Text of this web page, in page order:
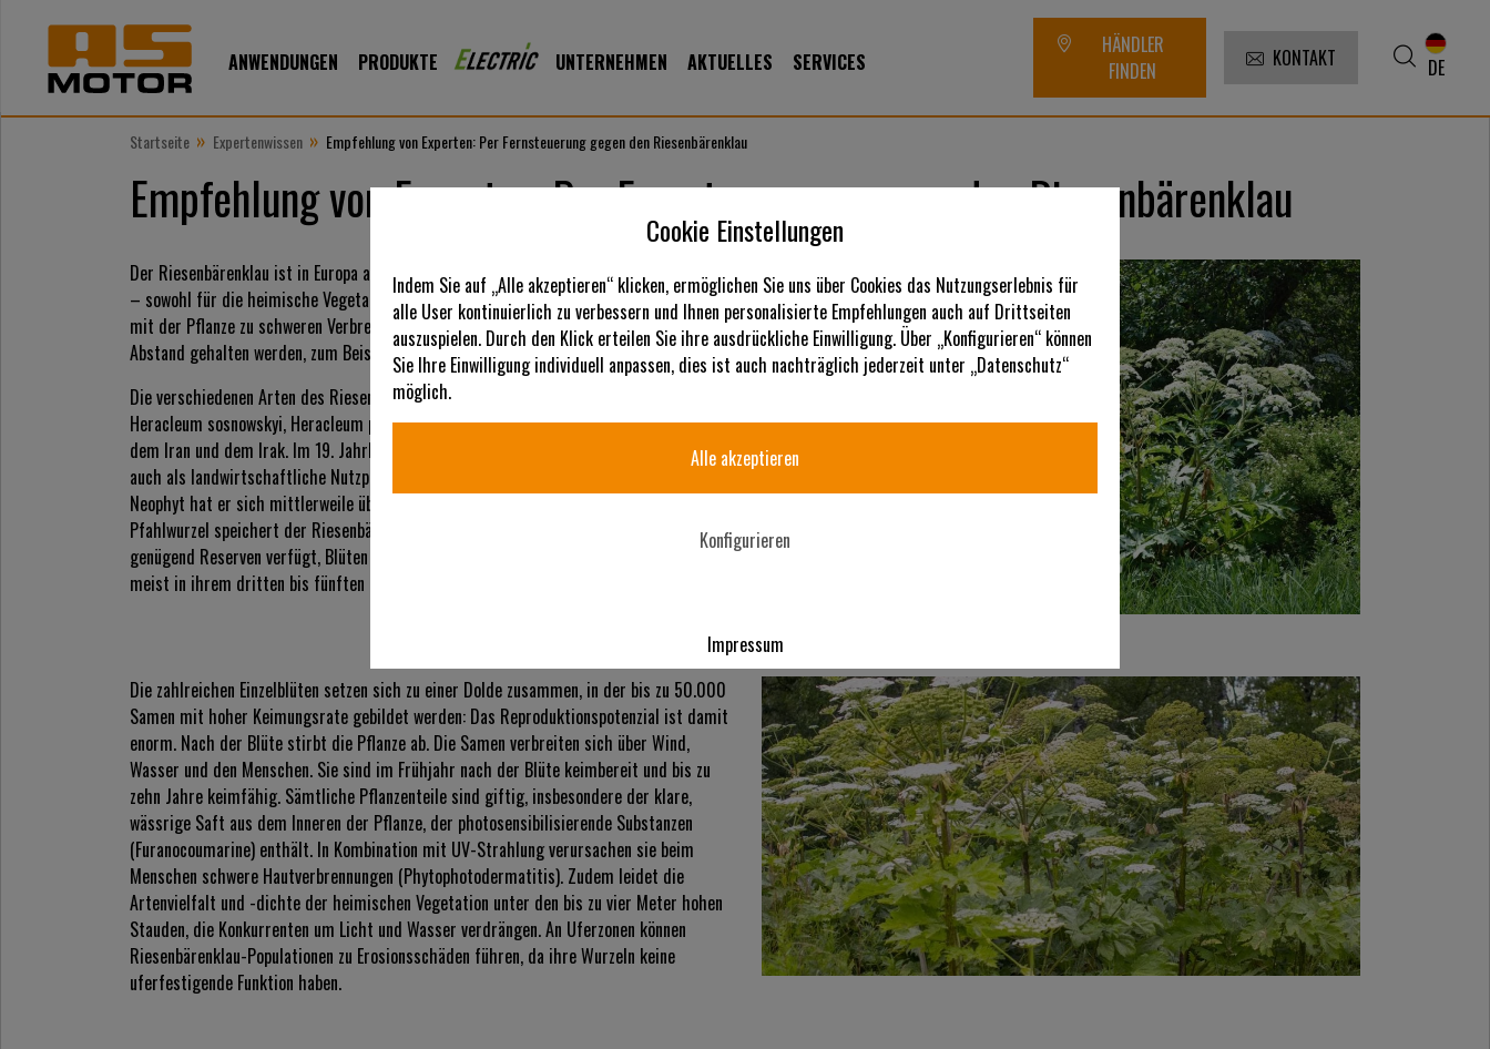
ANWENDUNGEN PRODUKTE UNTERNEHMEN AKTUELLES SERVICES
HÄNDLER
FINDEN
KONTAKT DE
Startseite » Expertenwissen » Empfehlung von Experten: Per Fernsteuerung gegen den Riesenbärenklau
Empfehlung von Experten: Per Fernsteuerung gegen den Riesenbärenklau
Der Riesenbärenklau ist in Europa als Neophyt, also eingeschleppte Art, eine Bedrohung
– sowohl für die heimische Vegetation als auch für den Menschen, da der Hautkontakt
mit der Pflanze zu schweren Verbrennungen führen kann. Bei der Bekämpfung sollte
Abstand gehalten werden, zum Beispiel mit ferngesteuerten Hochgrasmähern.
Die verschiedenen Arten des Riesenbärenklaus (Heracleum mantegazzianum,
Heracleum sosnowskyi, Heracleum persicum) kommen aus dem Kaukasus, der Türkei,
dem Iran und dem Irak. Im 19. Jahrhundert wurden sie als Zierpflanzen und zum Teil
auch als landwirtschaftliche Nutzpflanzen nach Europa eingeführt. Als invasiver
Neophyt hat er sich mittlerweile über den Großteil des Kontinents verbreitet. In einer
Pfahlwurzel speichert der Riesenbärenklau Nährstoffe und bildet, sobald sie über
genügend Reserven verfügt, Blüten und Samen. Die krautige Pflanze blüht nur ein Mal,
meist in ihrem dritten bis fünften Lebensjahr, in Mitteleuropa von Juni bis Juli.
Die zahlreichen Einzelblüten setzen sich zu einer Dolde zusammen, in der bis zu 50.000
Samen mit hoher Keimungsrate gebildet werden: Das Reproduktionspotenzial ist damit
enorm. Nach der Blüte stirbt die Pflanze ab. Die Samen verbreiten sich über Wind,
Wasser und den Menschen. Sie sind im Frühjahr nach der Blüte keimbereit und bis zu
zehn Jahre keimfähig. Sämtliche Pflanzenteile sind giftig, insbesondere der klare,
wässrige Saft aus dem Inneren der Pflanze, der photosensibilisierende Substanzen
(Furanocoumarine) enthält. In Kombination mit UV-Strahlung verursachen sie beim
Menschen schwere Hautverbrennungen (Phytophotodermatitis). Zudem leidet die
Artenvielfalt und -dichte der heimischen Vegetation unter den bis zu vier Meter hohen
Stauden, die Konkurrenten um Licht und Wasser verdrängen. An Uferzonen können
Riesenbärenklau-Populationen zu Erosionsschäden führen, da ihre Wurzeln keine
uferfestigende Funktion haben.
Cookie Einstellungen
Indem Sie auf „Alle akzeptieren“ klicken, ermöglichen Sie uns über Cookies das Nutzungserlebnis für
alle User kontinuierlich zu verbessern und Ihnen personalisierte Empfehlungen auch auf Drittseiten
auszuspielen. Durch den Klick erteilen Sie ihre ausdrückliche Einwilligung. Über „Konfigurieren“ können
Sie Ihre Einwilligung individuell anpassen, dies ist auch nachträglich jederzeit unter „Datenschutz“
möglich.
Alle akzeptieren
Konfigurieren
Impressum